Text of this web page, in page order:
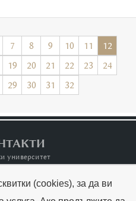
7 8 9 10 11
12
19 20 21 22 23
24
29 30 31 32
университет
Terms of Use
(cookies), за да ви